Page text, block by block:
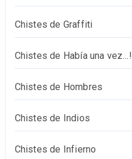
Chistes de Graffiti
Chistes de Había una vez…!
Chistes de Hombres
Chistes de Indios
Chistes de Infierno